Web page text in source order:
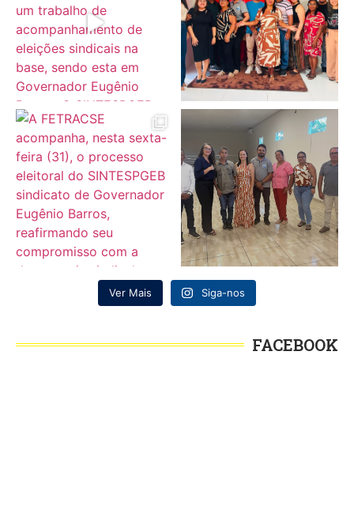
Ver Mais Siga-nos
FACEBOOK